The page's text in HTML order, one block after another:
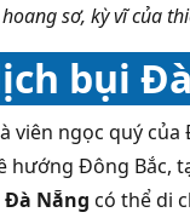
sơ, kỳ vĩ của
bụi
viên ngọc quý
hướng Đông Bắc,
Nẵng có thể di